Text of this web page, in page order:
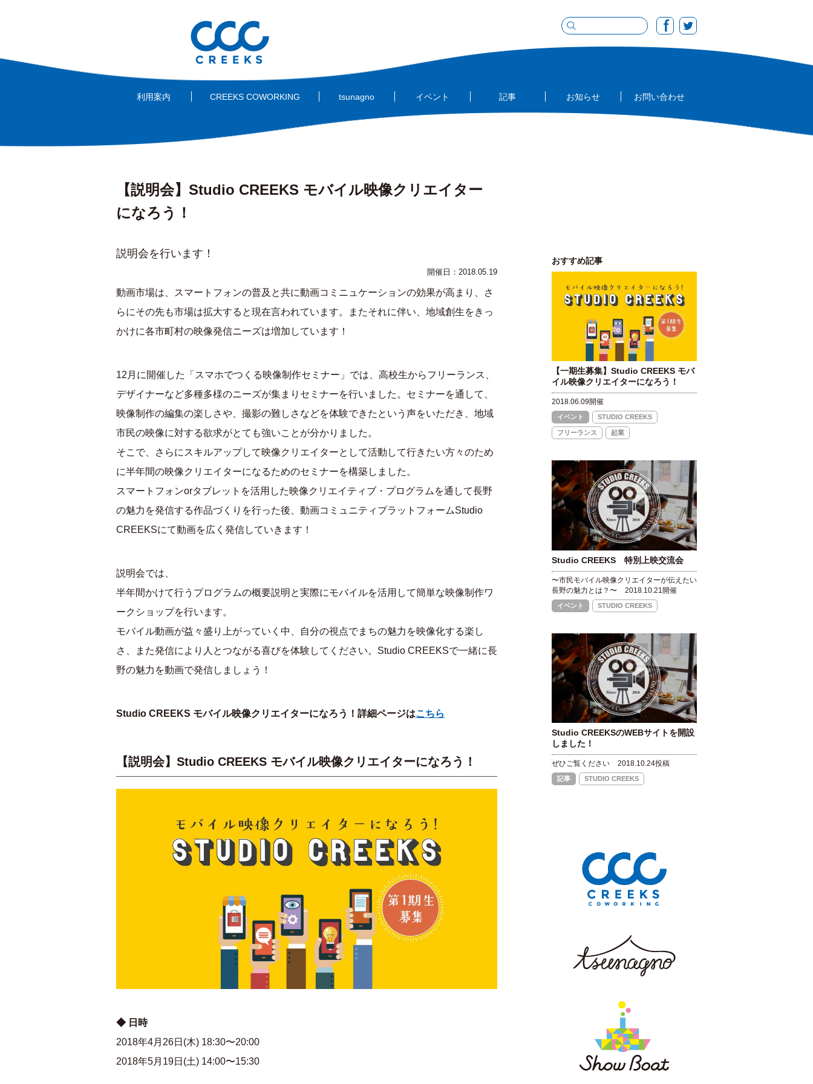
利用案内 CREEKS COWORKING tsunagno イベント 記事 お知らせ お問い合わせ
【説明会】Studio CREEKS モバイル映像クリエイター
になろう！
説明会を行います！
開催日：2018.05.19
動画市場は、スマートフォンの普及と共に動画コミニュケーションの効果が高まり、さ
らにその先も市場は拡大すると現在言われています。またそれに伴い、地域創生をきっ
かけに各市町村の映像発信ニーズは増加しています！
12月に開催した「スマホでつくる映像制作セミナー」では、高校生からフリーランス、
デザイナーなど多種多様のニーズが集まりセミナーを行いました。セミナーを通して、
映像制作の編集の楽しさや、撮影の難しさなどを体験できたという声をいただき、地域
市民の映像に対する欲求がとても強いことが分かりました。
そこで、さらにスキルアップして映像クリエイターとして活動して行きたい方々のため
に半年間の映像クリエイターになるためのセミナーを構築しました。
スマートフォンorタブレットを活用した映像クリエイティブ・プログラムを通して長野
の魅力を発信する作品づくりを行った後、動画コミュニティプラットフォームStudio
CREEKSにて動画を広く発信していきます！
説明会では、
半年間かけて行うプログラムの概要説明と実際にモバイルを活用して簡単な映像制作ワ
ークショップを行います。
モバイル動画が益々盛り上がっていく中、自分の視点でまちの魅力を映像化する楽し
さ、また発信により人とつながる喜びを体験してください。Studio CREEKSで一緒に長
野の魅力を動画で発信しましょう！
Studio CREEKS モバイル映像クリエイターになろう！詳細ページはこちら
【説明会】Studio CREEKS モバイル映像クリエイターになろう！
◆ 日時
2018年4月26日(木) 18:30〜20:00
2018年5月19日(土) 14:00〜15:30
おすすめ記事
【一期生募集】Studio CREEKS モバ
イル映像クリエイターになろう！
2018.06.09開催
イベント STUDIO CREEKS
フリーランス 起業
Studio CREEKS 特別上映交流会
〜市民モバイル映像クリエイターが伝えたい
長野の魅力とは？〜
2018.10.21開催
イベント STUDIO CREEKS
Studio CREEKSのWEBサイトを開設
しました！
ぜひご覧ください 2018.10.24投稿
記事 STUDIO CREEKS